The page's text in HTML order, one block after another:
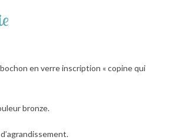
en verre inscription « copine qui
bronze.